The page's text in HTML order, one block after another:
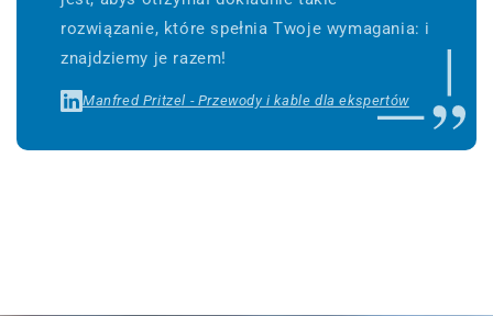
rozwiązanie, które spełnia Twoje wymagania: i
znajdziemy je razem!
Manfred Pritzel - Przewody i kable dla ekspertów